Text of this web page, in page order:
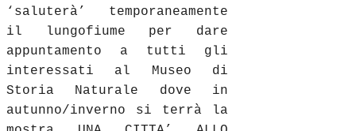
‘saluterà’ temporaneamente
il lungofiume per dare
appuntamento a tutti gli
interessati al Museo di
Storia Naturale dove in
autunno/inverno si terrà la